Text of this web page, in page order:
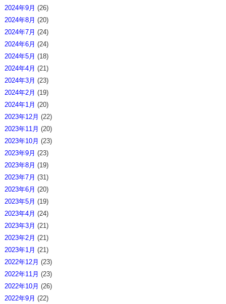
2024年9月 (26)
2024年8月 (20)
2024年7月 (24)
2024年6月 (24)
2024年5月 (18)
2024年4月 (21)
2024年3月 (23)
2024年2月 (19)
2024年1月 (20)
2023年12月 (22)
2023年11月 (20)
2023年10月 (23)
2023年9月 (23)
2023年8月 (19)
2023年7月 (31)
2023年6月 (20)
2023年5月 (19)
2023年4月 (24)
2023年3月 (21)
2023年2月 (21)
2023年1月 (21)
2022年12月 (23)
2022年11月 (23)
2022年10月 (26)
2022年9月 (22)